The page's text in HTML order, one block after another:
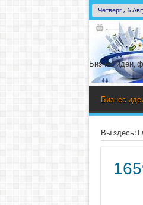
Четверг , 6
Бизнес идеи,
Бизнес
Вы здесь: